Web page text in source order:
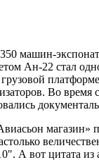
машин-
Ан-22 стал
Во время
магазин»
А вот цитата